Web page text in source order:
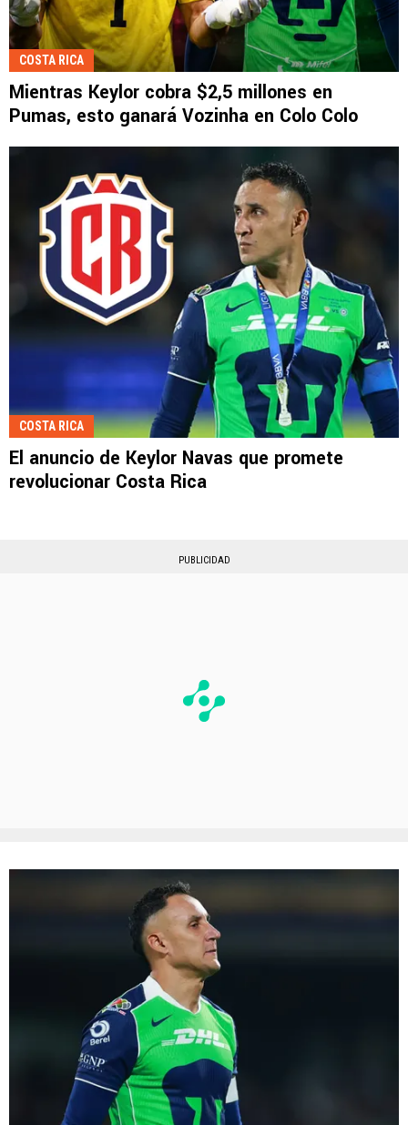
COSTA RICA
Mientras Keylor cobra $2,5 millones en
Pumas, esto ganará Vozinha en Colo Colo
COSTA RICA
El anuncio de Keylor Navas que promete
revolucionar Costa Rica
PUBLICIDAD